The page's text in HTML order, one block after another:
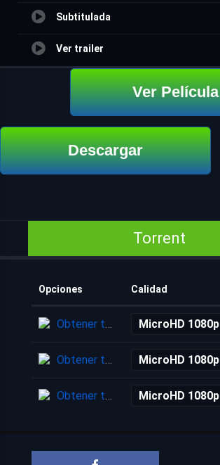
Subtitulada
Ver trailer
Ver Película
Descargar
Torrent
Opciones Calidad
Obtener torrent MicroHD 1080p
Obtener torrent MicroHD 1080p
Obtener torrent MicroHD 1080p